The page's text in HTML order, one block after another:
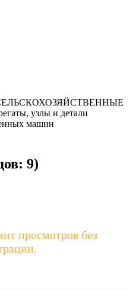
узлы и детали
машин
9)
просмотров без